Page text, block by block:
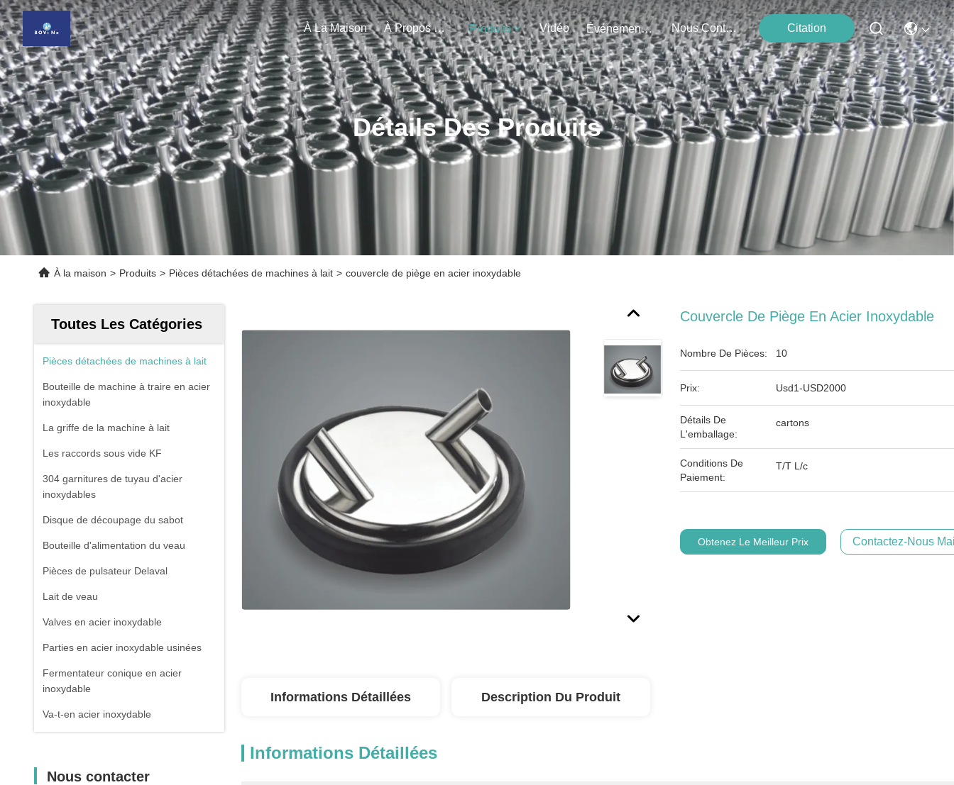
À La Maison À Propos De Nous Produits Vidéo Événements Nous Contacter Citation
Détails Des Produits
À la maison > Produits > Pièces détachées de machines à lait > couvercle de piège en acier inoxydable
Toutes Les Catégories
Pièces détachées de machines à lait
Bouteille de machine à traire en acier
inoxydable
La griffe de la machine à lait
Les raccords sous vide KF
304 garnitures de tuyau d'acier
inoxydables
Disque de découpage du sabot
Bouteille d'alimentation du veau
Pièces de pulsateur Delaval
Lait de veau
Valves en acier inoxydable
Parties en acier inoxydable usinées
Fermentateur conique en acier
inoxydable
Va-t-en acier inoxydable
Nous contacter
Couvercle De Piège En Acier Inoxydable
Nombre De Pièces: 10
Prix: Usd1-USD2000
Détails De
L'emballage:
cartons
Conditions De
Paiement:
T/T L/c
Obtenez Le Meilleur Prix Contactez-Nous
Informations Détaillées Description Du Produit
Informations Détaillées